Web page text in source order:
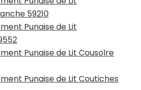
59210
Punaise de Lit
Punaise de Lit Cousolre
Punaise de Lit Coutiches